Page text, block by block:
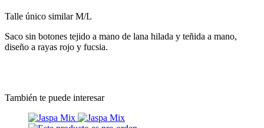
Talle único similar M/L
Saco sin botones tejido a mano de lana hilada y teñida a mano,
diseño a rayas rojo y fucsia.
También te puede interesar